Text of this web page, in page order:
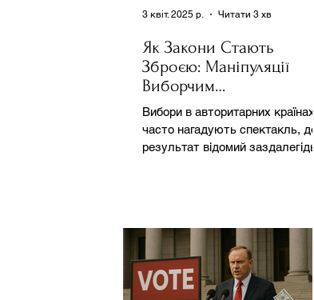
Як Закони Стають
Зброєю: Маніпуляції
Виборчим
Законодавством в
Автократіях
Вибори в авторитарних країнах
часто нагадують спектакль, де
результат відомий заздалегідь.
3 квіт. 2025 р. Читати 3 хв